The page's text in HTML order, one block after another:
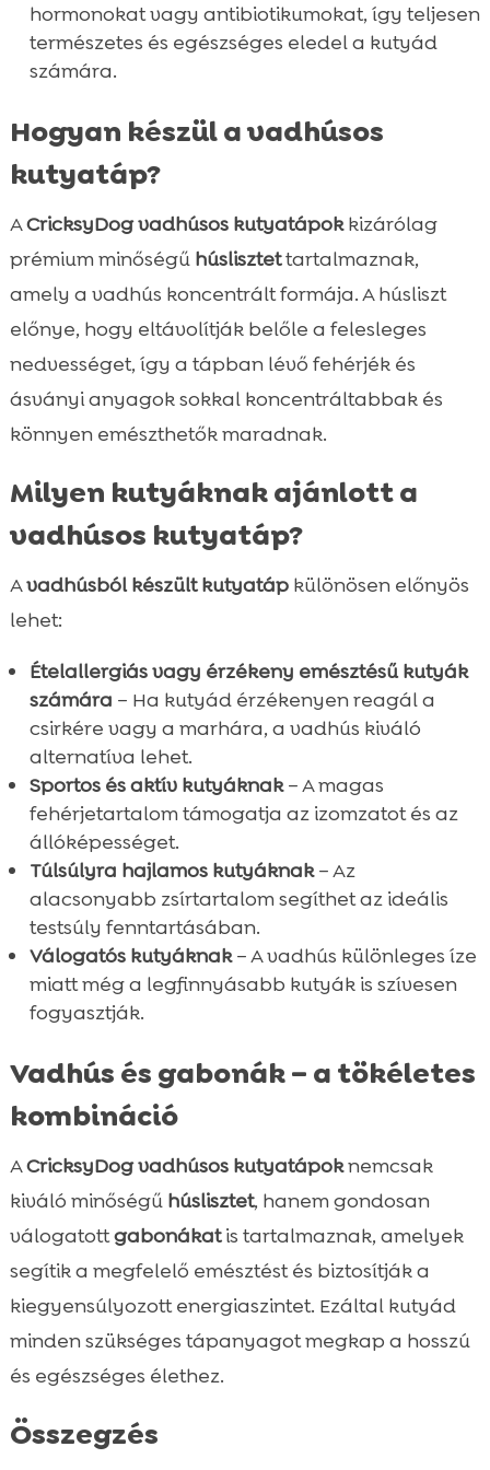
Öntetek száraztápokra
Nedves tápok (konzervek)
Táplálékkiegészítők és vitaminok
⚽ FOCIS CSOMAG
Száraztápok
Nedves tápok (konzervek)
⚽ FOCIS CSOMAG
Jutalomfalatok
Fogtisztítók
Táplálékkiegészítők és vitaminok
Szépségápolók
Száraztápok
Jutalomfalatok
Fogtisztítók
Táplálékkiegészítők és vitaminok
Szépségápolók
Nedves tápok
Jutalomfalatok
Macskaalmok
hormonokat vagy antibiotikumokat, így teljesen
természetes és egészséges eledel a kutyád
számára.
Hogyan készül a vadhúsos
kutyatáp?
ACricksyDog vadhúsos kutyatápokkizárólag
prémium minőségű húslisztettartalmaznak,
amely a vadhús koncentrált formája. A húsliszt
előnye, hogy eltávolítják belőle a felesleges
nedvességet, így a tápban lévő fehérjék és
ásványi anyagok sokkal koncentráltabbak és
könnyen emészthetők maradnak.
Milyen kutyáknak ajánlott a
vadhúsos kutyatáp?
Avadhúsból készült kutyatápkülönösen előnyös
lehet:
Ételallergiás vagy érzékeny emésztésű kutyák
számára – Ha kutyád érzékenyen reagál a
csirkére vagy a marhára, a vadhús kiváló
alternatíva lehet.
Sportos és aktív kutyáknak– A magas
fehérjetartalom támogatja az izomzatot és az
állóképességet.
Túlsúlyra hajlamos kutyáknak– Az
alacsonyabb zsírtartalom segíthet az ideális
testsúly fenntartásában.
Válogatós kutyáknak– A vadhús különleges íze
miatt még a legfinnyásabb kutyák is szívesen
fogyasztják.
Vadhús és gabonák – a tökéletes
kombináció
ACricksyDog vadhúsos kutyatápoknemcsak
kiváló minőségű húslisztet, hanem gondosan
válogatottgabonákatis tartalmaznak, amelyek
segítik a megfelelő emésztést és biztosítják a
kiegyensúlyozott energiaszintet. Ezáltal kutyád
minden szükséges tápanyagot megkap a hosszú
és egészséges élethez.
Összegzés